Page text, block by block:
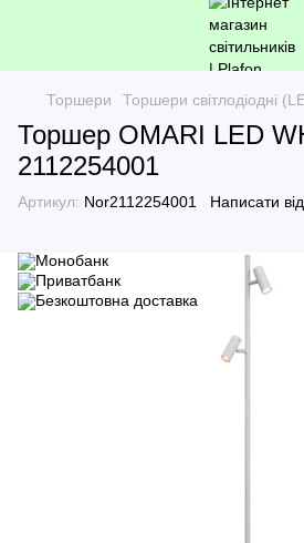
Торшери Торшери світлодіодні
Торшер OMARI LED
2112254001
Артикул: Nor2112254001 Написати